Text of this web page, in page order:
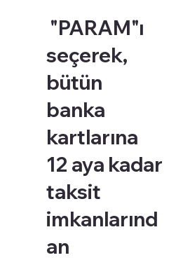
"PARAM"ı
seçerek,
bütün
banka
kartlarına
12 aya kadar
taksit
imkanlarınd
an